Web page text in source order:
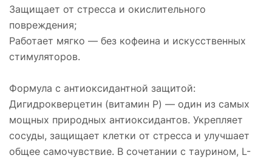
Защищает от стресса и окислительного
повреждения;
Работает мягко — без кофеина и искусственных
стимуляторов.
Формула с антиоксидантной защитой:
Дигидрокверцетин (витамин P) — один из самых
мощных природных антиоксидантов. Укрепляет
сосуды, защищает клетки от стресса и улучшает
общее самочувствие. В сочетании с таурином, L-